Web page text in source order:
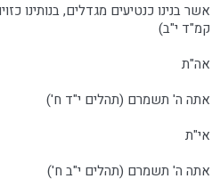
אשר בנינו כנטיעים מגדלים, בנותינו
קמ"ד י"ב)
אה"ת
אתה ה' תשמרם (תהלים י"ד ח')
אי"ת
אתה ה' תשמרם (תהלים י"ב ח')